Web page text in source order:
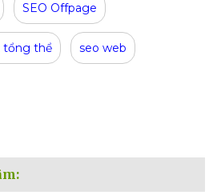
SEO Offpage
tổng thể seo web